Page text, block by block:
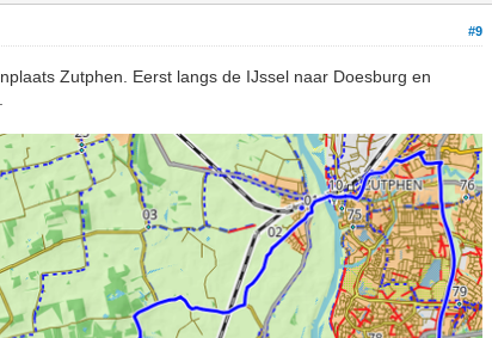
#9
Zutphen. Eerst langs de IJssel naar Doesburg en